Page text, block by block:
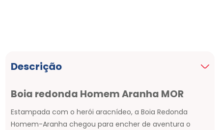
Descrição
Boia redonda Homem Aranha MOR
Estampada com o herói aracnídeo, a Boia Redonda
Homem-Aranha chegou para encher de aventura o